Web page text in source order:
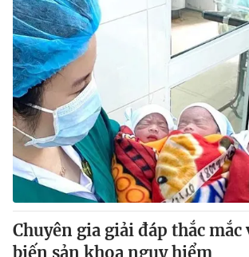
Chuyên gia giải đáp thắc mắc
biến sản khoa nguy hiểm